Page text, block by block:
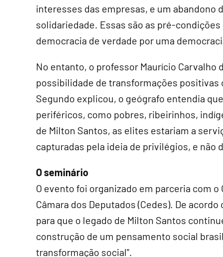
interesses das empresas, e um abandono
solidariedade. Essas são as pré-
democracia de verdade por uma
No entanto, o professor Maurício
possibilidade de transformações positivas
Segundo explicou, o geógrafo entendia
periféricos, como pobres, ribeirinhos,
de Milton Santos, as elites estariam a
capturadas pela ideia de privilégios, e não
O seminário
O evento foi organizado em parceria com
Câmara dos Deputados (Cedes). De
para que o legado de Milton Santos
construção de um pensamento social
transformação social".